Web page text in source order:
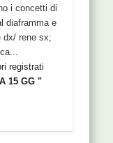
i concetti di
diaframma e
dx/ rene sx;
registrati
15 GG "